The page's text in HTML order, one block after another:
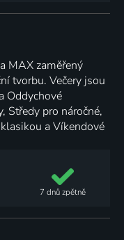
MAX zaměřený
tvorbu. Večery jsou
Oddychové
Středy pro náročné,
a Víkendové
7 dnůzpětně